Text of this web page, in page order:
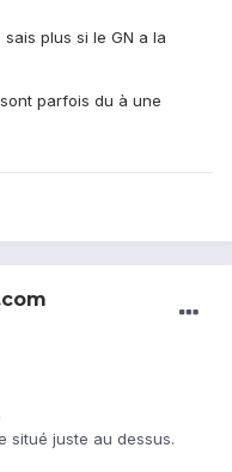
plus si le GN a la
parfois du à une
situé juste au dessus.